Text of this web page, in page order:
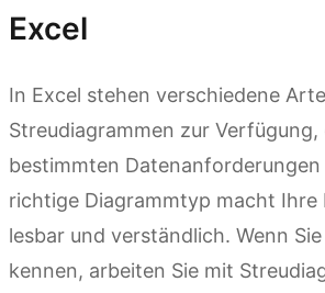
Excel
In Excel stehen verschiedene
Streudiagrammen zur Verfügung,
bestimmten Datenanforderungen
richtige Diagrammtyp macht Ihre
lesbar und verständlich. Wenn
kennen, arbeiten Sie mit